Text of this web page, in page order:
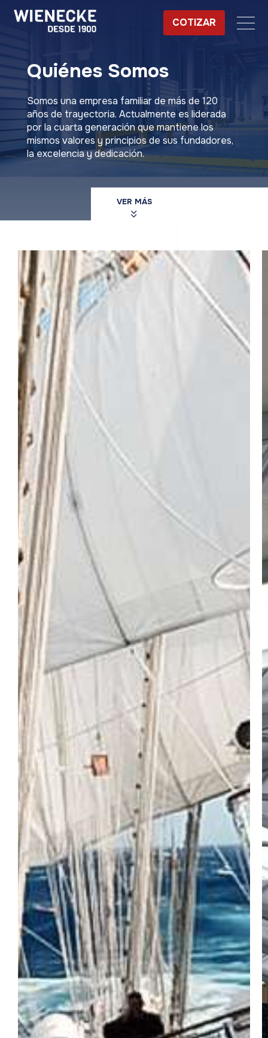
COTIZAR
Quiénes Somos
Somos una empresa familiar de más de 120
años de trayectoria. Actualmente es liderada
por la cuarta generación que mantiene los
mismos valores y principios de sus fundadores,
la excelencia y dedicación.
VER MÁS